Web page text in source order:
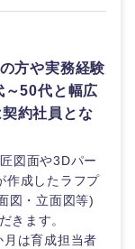
方や実務経験
～50代と幅広
約社員とな
図面や3Dパー
作成したラフプ
図・立面図等)
きます。
は育成担当者